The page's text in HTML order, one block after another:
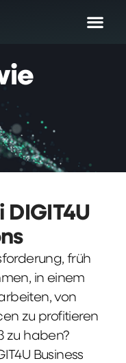
DIGIT4U
früh
in einem
von
zu profitieren
zu haben?
Business